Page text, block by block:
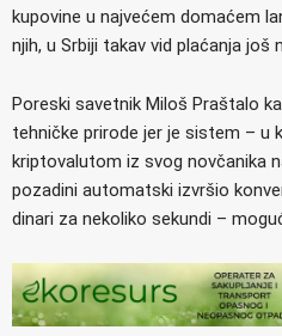
kupovine u najvećem domaćem
njih, u Srbiji takav vid plaćanja još
Poreski savetnik Miloš Praštalo
tehničke prirode jer je sistem – u
kriptovalutom iz svog novčanika
pozadini automatski izvršio
dinari za nekoliko sekundi –